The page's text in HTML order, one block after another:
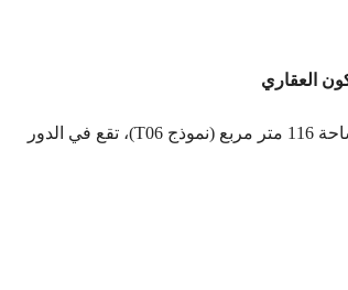
فرصة مميزة للسكن والاستثمار في أحدث مراحل مدينتي B14. نقدم لكم شقة بمساحة 116 متر مربع (نموذج T06)، تقع في الدور